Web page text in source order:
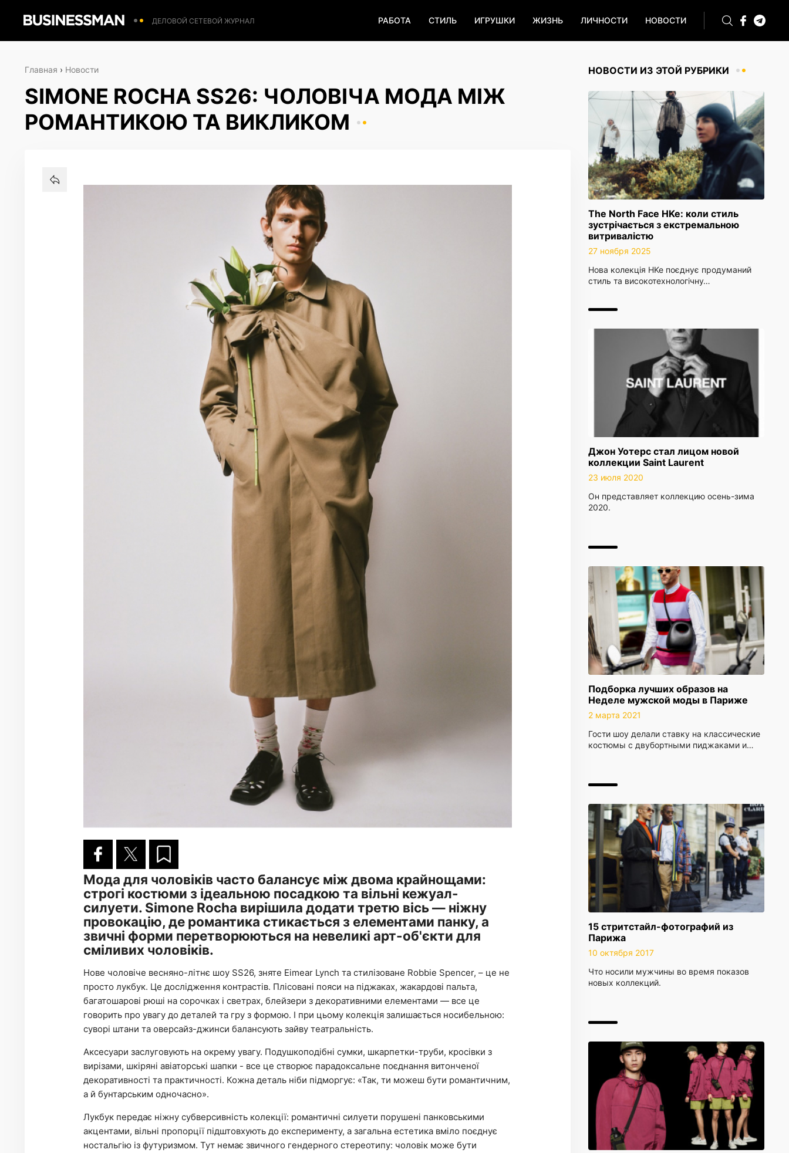
ДЕЛОВОЙ СЕТЕВОЙ ЖУРНАЛ РАБОТА СТИЛЬ ИГРУШКИ ЖИЗНЬ ЛИЧНОСТИ НОВОСТИ
НОВОСТИ ИЗ ЭТОЙ РУБРИКИ
The North Face HKe: коли стиль
зустрічається з екстремальною
витривалістю
27 ноября 2025
Нова колекція HKe поєднує продуманий
стиль та високотехнологічну…
Джон Уотерс стал лицом новой
коллекции Saint Laurent
23 июля 2020
Он представляет коллекцию осень-зима
2020.
Подборка лучших образов на
Неделе мужской моды в Париже
2 марта 2021
Гости шоу делали ставку на классические
костюмы с двубортными пиджаками и…
15 стритстайл-фотографий из
Парижа
10 октября 2017
Что носили мужчины во время показов
новых коллекций.
Главная › Новости
SIMONE ROCHA SS26: ЧОЛОВІЧА МОДА МІЖ
РОМАНТИКОЮ ТА ВИКЛИКОМ
Мода для чоловіків часто балансує між двома крайнощами:
строгі костюми з ідеальною посадкою та вільні кежуал-
силуети. Simone Rocha вирішила додати третю вісь — ніжну
провокацію, де романтика стикається з елементами панку, а
звичні форми перетворюються на невеликі арт-об'єкти для
сміливих чоловіків.
Нове чоловіче весняно-літнє шоу SS26, зняте Eimear Lynch та стилізоване Robbie Spencer, – це не
просто лукбук. Це дослідження контрастів. Плісовані пояси на піджаках, жакардові пальта,
багатошарові рюші на сорочках і светрах, блейзери з декоративними елементами — все це
говорить про увагу до деталей та гру з формою. І при цьому колекція залишається носибельною:
суворі штани та оверсайз-джинси балансують зайву театральність.
Аксесуари заслуговують на окрему увагу. Подушкоподібні сумки, шкарпетки-труби, кросівки з
вирізами, шкіряні авіаторські шапки - все це створює парадоксальне поєднання витонченої
декоративності та практичності. Кожна деталь ніби підморгує: «Так, ти можеш бути романтичним,
а й бунтарським одночасно».
Лукбук передає ніжну субверсивність колекції: романтичні силуети порушені панковськими
акцентами, вільні пропорції підштовхують до експерименту, а загальна естетика вміло поєднує
ностальгію із футуризмом. Тут немає звичного гендерного стереотипу: чоловік може бути